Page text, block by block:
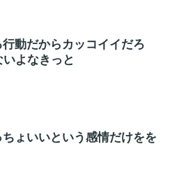
動だからカッコイイだろ
よなきっと
ょいいという感情だけをを